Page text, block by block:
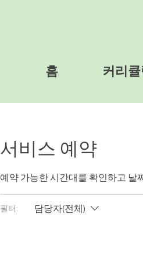
홈 커리
서비스 예약
예약 가능한 시간대를 확인하고 날
필터: 담당자(전체)